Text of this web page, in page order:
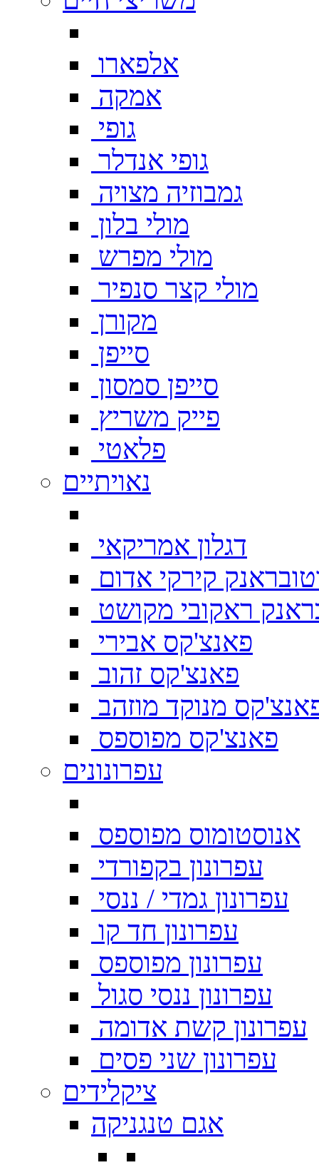
אלפארו
אמקה
גופי
גופי אנדלר
גמבוזיה מצויה
מולי בלון
מולי מפרש
מולי קצר סנפיר
מקורן
סייפן
סייפן סמסון
פייק משריץ
פלאטי
נאויתיים
דגלון אמריקאי
קירקי אדום
ראקובי מקושט
פאנצ'קס אבירי
פאנצ'קס זהוב
מנוקד מוזהב
פאנצ'קס מפוספס
עפרונונים
אנוסטומוס מפוספס
עפרונון בקפורדי
עפרונון גמדי / ננסי
עפרונון חד קו
עפרונון מפוספס
עפרונון ננסי סגול
עפרונון קשת אדומה
עפרונון שני פסים
ציקלידים
אגם טנגניקה